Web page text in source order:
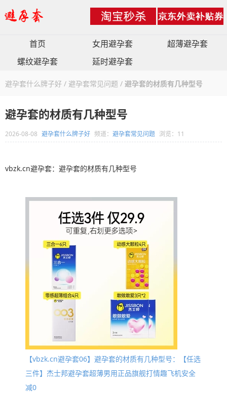
首页 女用避孕套
超薄避孕套
螺纹避孕套
延时避孕套
避孕套什么牌子好 / 避孕套常见问题 / 避孕套的材质有几种型号
避孕套的材质有几种型号
2026-08-08 避孕套什么牌子好 频道： 避孕套常见问题 浏览：11
vbzk.cn避孕套：避孕套的材质有几种型号
【vbzk.cn避孕套06】避孕套的材质有几种型号：【任选
三件】杰士邦避孕套超薄男用正品旗舰打情趣飞机安全
减0